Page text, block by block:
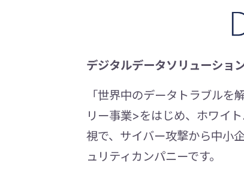
デジタルデータソリューショ
「世界中のデータトラブル
リー事業>をはじめ、ホワイ
視で、サイバー攻撃から中小
ュリティカンパニーです。